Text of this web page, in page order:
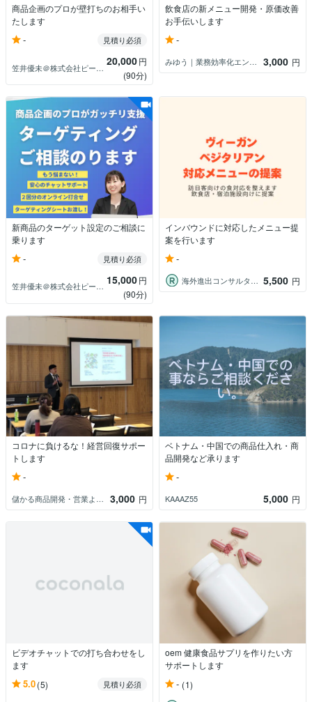
商品企画のプロが壁打ちのお相手い
たします
- 見積り必須
笠井優未＠株式会社ピースオブ 20,000円
(90分)
飲食店の新メニュー開発・原価改善
お手伝いします
-
みゆう｜業務効率化エンジニア 3,000 円
新商品のターゲット設定のご相談に
乗ります
- 見積り必須
笠井優未＠株式会社ピースオブ 15,000円
(90分)
インバウンドに対応したメニュー提
案を行います
-
海外進出コンサルタント 5,500 円
コロナに負けるな！経営回復サポー
トします
-
儲かる商品開発・営業よろずサポートマン 3,000 円
ベトナム・中国での商品仕入れ・商
品開発など承ります
-
KAAAZ55 5,000 円
ビデオチャットでの打ち合わせをし
ます
5.0(5) 見積り必須
oem 健康食品サプリを作りたい方
サポートします
- (1)